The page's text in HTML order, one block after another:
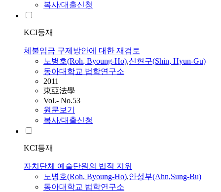
복사/대출신청
KCI등재
체불임금 구제방안에 대한 재검토
노병호(Roh, Byoung-Ho),신현구(Shin, Hyun-Gu)
동아대학교 법학연구소
2011
東亞法學
Vol.- No.53
원문보기
복사/대출신청
KCI등재
자치단체 예술단원의 법적 지위
노병호(Roh, Byoung-Ho),안성부(Ahn,Sung-Bu)
동아대학교 법학연구소